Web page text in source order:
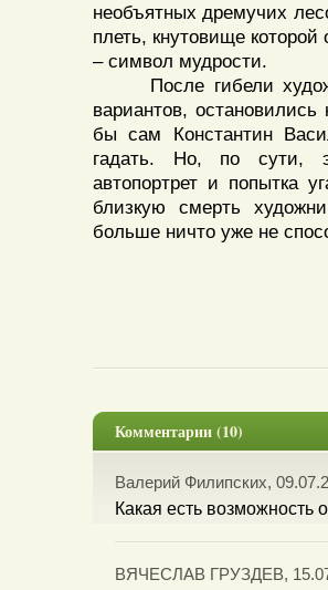
необъятных дремучих
плеть, кнутовище
– символ мудрости.
После гибели
вариантов,
бы сам Константин
гадать. Но, по сути,
автопортрет и попытка
близкую смерть
больше ничто уже не
Комментарии (10)
Валерий Филипских,
Какая есть возможность
ВЯЧЕСЛАВ ГРУЗДЕВ,